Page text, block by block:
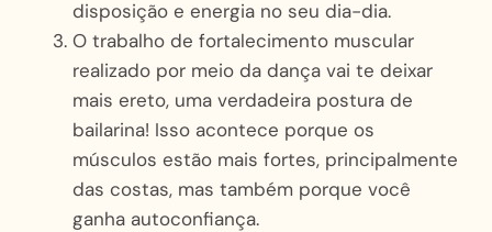
disposição e energia no seu dia-dia.
O trabalho de fortalecimento muscular
realizado por meio da dança vai te deixar
mais ereto, uma verdadeira postura de
bailarina! Isso acontece porque os
músculos estão mais fortes, principalmente
das costas, mas também porque você
ganha autoconfiança.